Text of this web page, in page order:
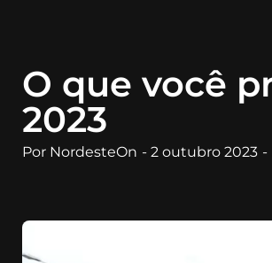
O que você
2023
Por NordesteOn - 2 outubro 2023 -